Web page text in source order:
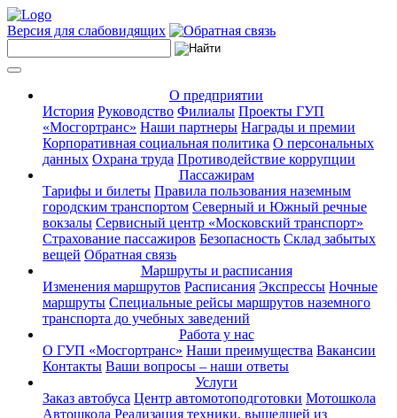
Версия для слабовидящих
О предприятии
История Руководство Филиалы Проекты ГУП
«Мосгортранс» Наши партнеры Награды и премии
Корпоративная социальная политика О персональных
данных Охрана труда Противодействие коррупции
Пассажирам
Тарифы и билеты Правила пользования наземным
городским транспортом Северный и Южный речные
вокзалы Сервисный центр «Московский транспорт»
Страхование пассажиров Безопасность Склад забытых
вещей Обратная связь
Маршруты и расписания
Изменения маршрутов Расписания Экспрессы Ночные
маршруты Специальные рейсы маршрутов наземного
транспорта до учебных заведений
Работа у нас
О ГУП «Мосгортранс» Наши преимущества Вакансии
Контакты Ваши вопросы – наши ответы
Услуги
Заказ автобуса Центр автомотоподготовки Мотошкола
Автошкола Реализация техники, вышедшей из